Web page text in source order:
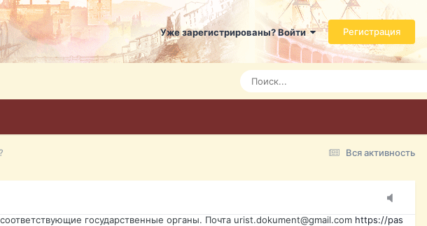
Уже зарегистрированы? Войти Регистрация
Вся активность
Легко настроить справится даже ребенок. Быстрое оформление договора с
7 Mar 3:21
7 Mar 3:24
7 Mar 3:28
15 Mar 16:47
государственные органы. Почта urist.dokument@gmail.com https://pas